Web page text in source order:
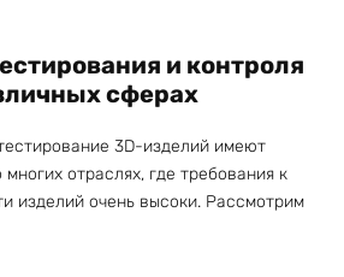
и контроля
сферах
3D-изделий имеют
отраслях, где требования к
изделий очень высоки. Рассмотрим